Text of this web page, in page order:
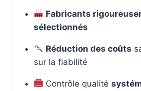
Fabricants
sélectionnés
Réduction des coûts
sur la fiabilité
Contrôle qualité